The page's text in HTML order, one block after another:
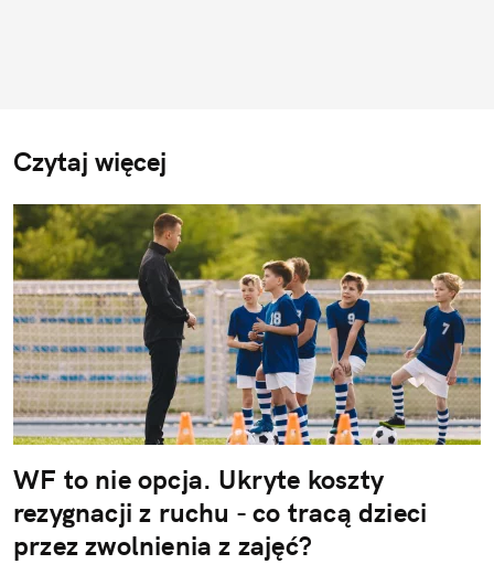
Czytaj więcej
WF to nie opcja. Ukryte koszty
rezygnacji z ruchu - co tracą dzieci
przez zwolnienia z zajęć?